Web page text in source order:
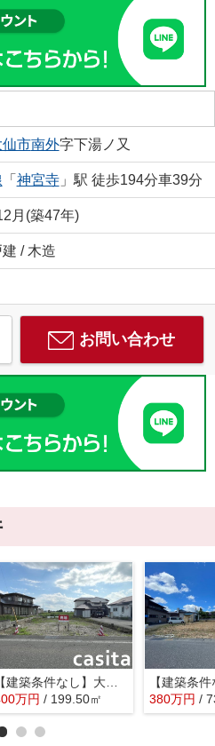
市南外字下湯ノ又
「 神宮寺」駅 徒歩194分車39分
月(築47年)
/ 木造
お問い合わせ
【建築条件なし】大仙市高梨上川原 60.34坪 高梨小学校まで388m 上下水道
万円 / 199.50㎡ 380万円 /